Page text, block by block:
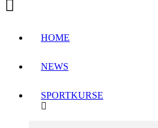
HOME
NEWS
SPORTKURSE